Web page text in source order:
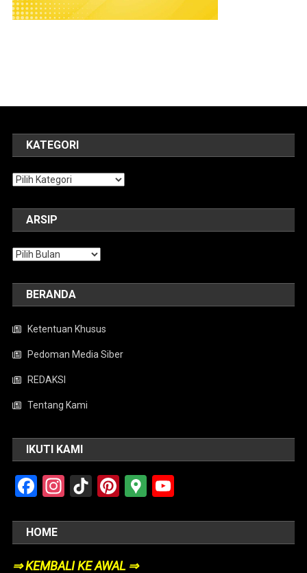
KATEGORI
Kategori
ARSIP
Arsip
BERANDA
Ketentuan Khusus
Pedoman Media Siber
REDAKSI
Tentang Kami
IKUTI KAMI
Facebook
Instagram
TikTokPinterest
Google
HOME
⇒ KEMBALI KE AWAL ⇒